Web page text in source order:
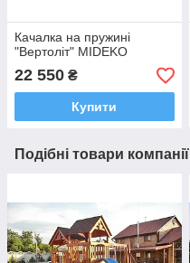
Качалка на пружині
"Вертоліт" MIDEKO
22 550 ₴
Купити
Подібні товари компанії